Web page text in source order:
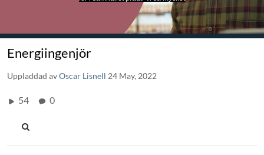
Energiingenjör
Uppladdad avOscar Lisnell 24 May, 2022
54 0